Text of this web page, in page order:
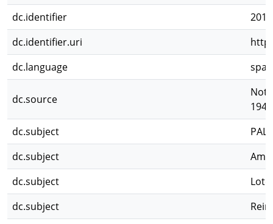
dc.identifier
dc.identifier.uri
dc.language
spa
dc.source
dc.subject
dc.subject
dc.subject
dc.subject